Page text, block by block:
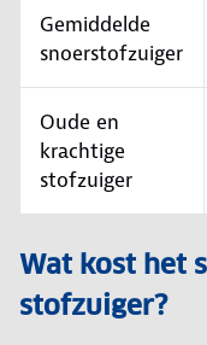
Gemiddelde
snoerstofzuiger
Oude en
krachtige
stofzuiger
Wat kost het
stofzuiger?